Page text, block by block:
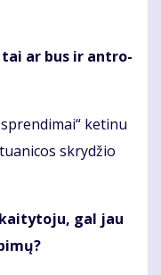
tai ar bus ir ant­ro­
ke­ti­nu
skry­džio
gal jau